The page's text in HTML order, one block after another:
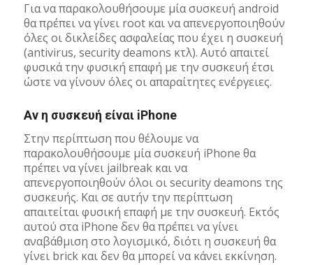
Για να παρακολουθήσουμε μία συσκευή android
θα πρέπει να γίνει root και να απενεργοποιηθούν
όλες οι δικλείδες ασφαλείας που έχει η συσκευή
(antivirus, security deamons κτλ). Αυτό απαιτεί
φυσικά την φυσική επαφή με την συσκευή έτσι
ώστε να γίνουν όλες οι απαραίτητες ενέργειες.
Αν η συσκευή είναι iPhone
Στην περίπτωση που θέλουμε να
παρακολουθήσουμε μία συσκευή iPhone θα
πρέπει να γίνει jailbreak και να
απενεργοποιηθούν όλοι οι security deamons της
συσκευής. Και σε αυτήν την περίπτωση
απαιτείται φυσική επαφή με την συσκευή. Εκτός
αυτού στα iPhone δεν θα πρέπει να γίνει
αναβάθμιση στο λογισμικό, διότι η συσκευή θα
γίνει brick και δεν θα μπορεί να κάνει εκκίνηση.